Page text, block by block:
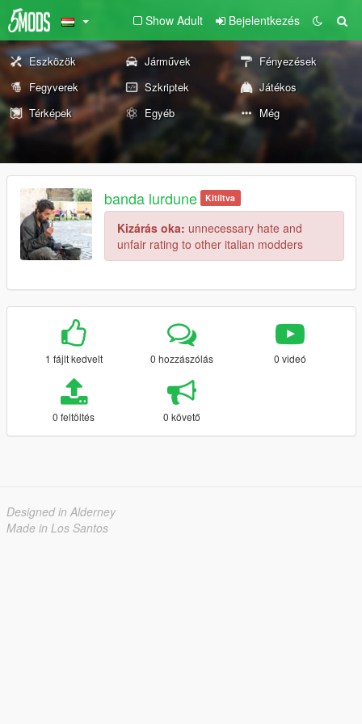
Show Adult Bejelentkezés
Eszközök Járművek
Fényezések
Fegyverek
Szkriptek
Játékos
Térképek
Egyéb Még
banda lurdune Kitíltva
Kizárás oka: unnecessary hate and
unfair rating to other italian modders
1 fájlt kedvelt 0 hozzászólás 0 videó
0 feltöltés 0 követő
Designed in Alderney
Made in Los Santos